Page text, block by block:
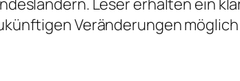
Leser erhalten ein
Veränderungen